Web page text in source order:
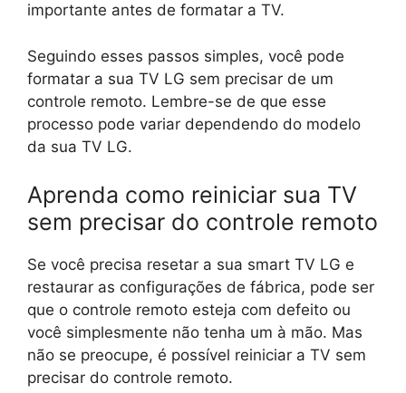
importante antes de formatar a TV.
Seguindo esses passos simples, você pode
formatar a sua TV LG sem precisar de um
controle remoto. Lembre-se de que esse
processo pode variar dependendo do modelo
da sua TV LG.
Aprenda como reiniciar sua TV
sem precisar do controle remoto
Se você precisa resetar a sua smart TV LG e
restaurar as configurações de fábrica, pode ser
que o controle remoto esteja com defeito ou
você simplesmente não tenha um à mão. Mas
não se preocupe, é possível reiniciar a TV sem
precisar do controle remoto.